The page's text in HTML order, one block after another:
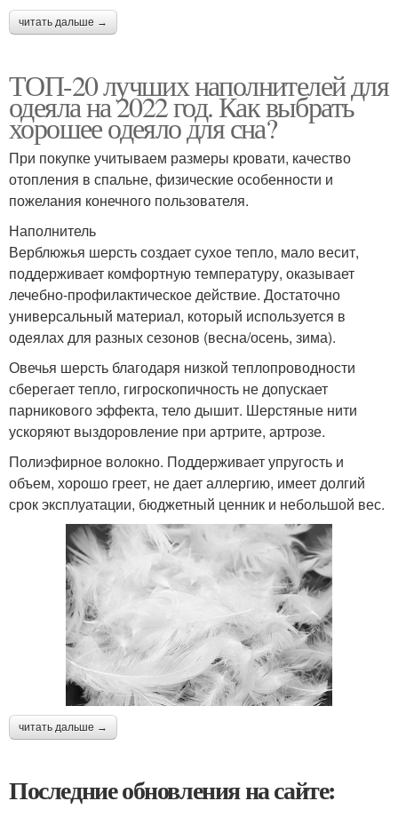
читать дальше →
ТОП-20 лучших наполнителей для
одеяла на 2022 год. Как выбрать
хорошее одеяло для сна?
При покупке учитываем размеры кровати, качество
отопления в спальне, физические особенности и
пожелания конечного пользователя.
Наполнитель
Верблюжья шерсть создает сухое тепло, мало весит,
поддерживает комфортную температуру, оказывает
лечебно-профилактическое действие. Достаточно
универсальный материал, который используется в
одеялах для разных сезонов (весна/осень, зима).
Овечья шерсть благодаря низкой теплопроводности
сберегает тепло, гигроскопичность не допускает
парникового эффекта, тело дышит. Шерстяные нити
ускоряют выздоровление при артрите, артрозе.
Полиэфирное волокно. Поддерживает упругость и
объем, хорошо греет, не дает аллергию, имеет долгий
срок эксплуатации, бюджетный ценник и небольшой вес.
читать дальше →
Последние обновления на сайте: